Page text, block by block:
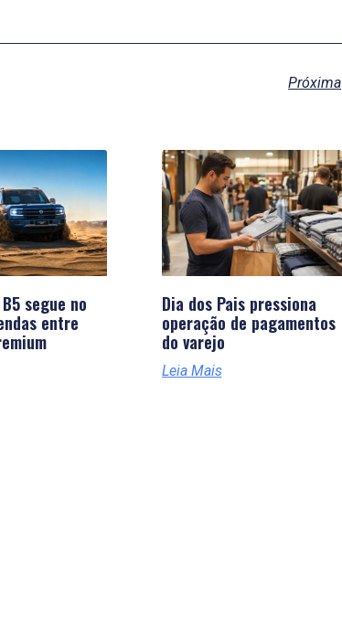
Próxima
segue no
entre
Dia dos Pais pressiona
operação de pagamentos
do varejo
Leia Mais